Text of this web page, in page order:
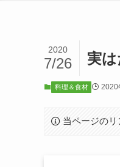
実
2020
7/26
料理＆食材 2020
当ページのリ